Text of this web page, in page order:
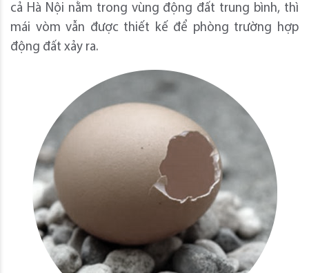
cả Hà Nội nằm trong vùng động đất trung bình, thì
mái vòm vẫn được thiết kế để phòng trường hợp
động đất xảy ra.